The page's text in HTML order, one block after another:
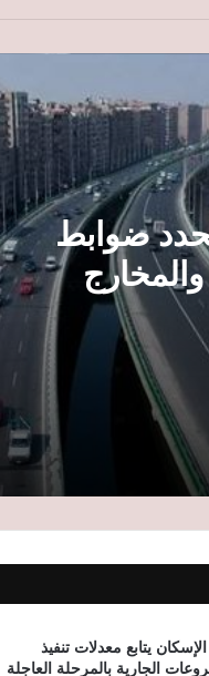
ضوابط
بإلغاء
يتابع معدلات تنفيذ
الجارية بالمرحلة العاجلة